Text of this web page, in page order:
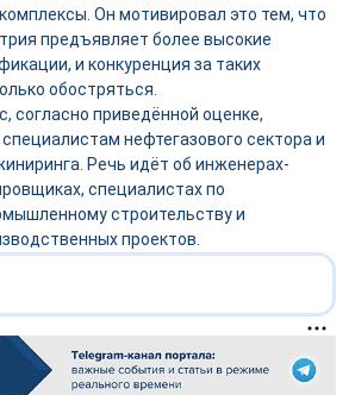
Он мотивировал это тем, что
предъявляет более высокие
и конкуренция за таких
обостряться.
согласно приведённой оценке,
нефтегазового сектора и
Речь идёт об инженерах-
специалистах по
строительству и
проектов.